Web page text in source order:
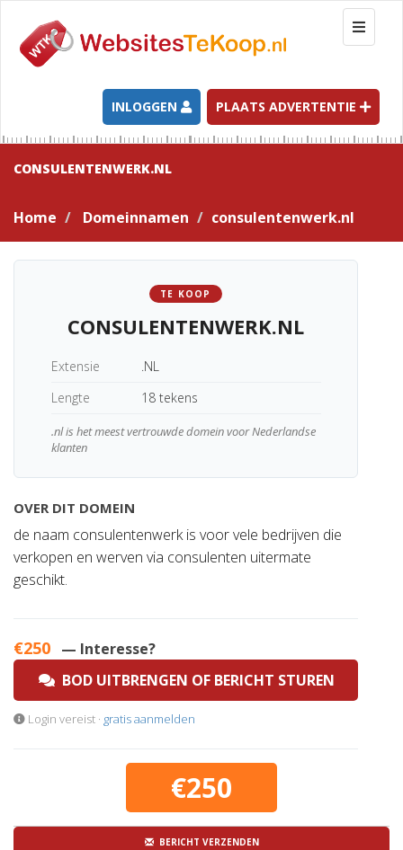
T
o
g
l
e
n
g
a
t
INLOGGEN PLAATS ADVERTENTIE
CONSULENTENWERK.NL
Home Domeinnamen consulentenwerk.nl
TE KOOP
CONSULENTENWERK.NL
Extensie
.NL
Lengte
18 tekens
.nl is het meest vertrouwde domein voor Nederlandse
klanten
OVER DIT DOMEIN
de naam consulentenwerk is voor vele bedrijven die
verkopen en werven via consulenten uitermate
geschikt.
€250 — Interesse?
BOD UITBRENGEN OF BERICHT STUREN
Login vereist · gratis aanmelden
€250
BERICHT VERZENDEN